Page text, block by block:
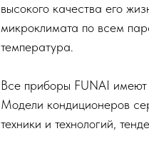
высокого качества его
микроклимата по всем
температура.
Все приборы FUNAI имеют
Модели кондиционеров
техники и технологий,